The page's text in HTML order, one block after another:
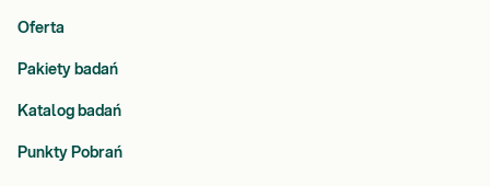
Oferta
Pakiety badań
Katalog badań
Punkty Pobrań